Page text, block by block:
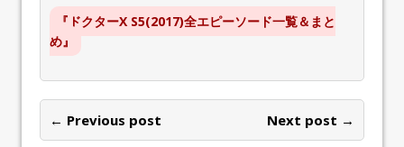
『ドクターX S5(2017)全エピーソード一覧＆まと
め』
← Previous post Next post →